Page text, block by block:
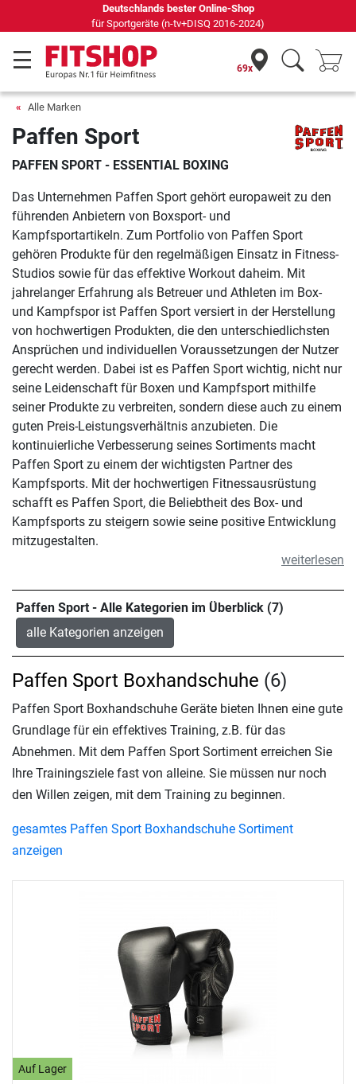
Seit 42 Jahren Ihr Experte für Heimfitness
69x
Alle Marken
Paffen Sport
PAFFEN SPORT - ESSENTIAL BOXING
Das Unternehmen Paffen Sport gehört europaweit zu den
führenden Anbietern von Boxsport- und
Kampfsportartikeln. Zum Portfolio von Paffen Sport
gehören Produkte für den regelmäßigen Einsatz in Fitness-
Studios sowie für das effektive Workout daheim. Mit
jahrelanger Erfahrung als Betreuer und Athleten im Box-
und Kampfspor ist Paffen Sport versiert in der Herstellung
von hochwertigen Produkten, die den unterschiedlichsten
Ansprüchen und individuellen Voraussetzungen der Nutzer
gerecht werden. Dabei ist es Paffen Sport wichtig, nicht nur
seine Leidenschaft für Boxen und Kampfsport mithilfe
seiner Produkte zu verbreiten, sondern diese auch zu einem
guten Preis-Leistungsverhältnis anzubieten. Die
kontinuierliche Verbesserung seines Sortiments macht
Paffen Sport zu einem der wichtigsten Partner des
Kampfsports. Mit der hochwertigen Fitnessausrüstung
schafft es Paffen Sport, die Beliebtheit des Box- und
Kampfsports zu steigern sowie seine positive Entwicklung
mitzugestalten.
weiterlesen
Paffen Sport - Alle Kategorien im Überblick (7)
alle Kategorien anzeigen
Auf Lager
Paffen Sport Boxhandschuhe (6)
Paffen Sport Boxhandschuhe Geräte bieten Ihnen eine gute
Grundlage für ein effektives Training, z.B. für das
Abnehmen. Mit dem Paffen Sport Sortiment erreichen Sie
Ihre Trainingsziele fast von alleine. Sie müssen nur noch
den Willen zeigen, mit dem Training zu beginnen.
gesamtes Paffen Sport Boxhandschuhe Sortiment
anzeigen